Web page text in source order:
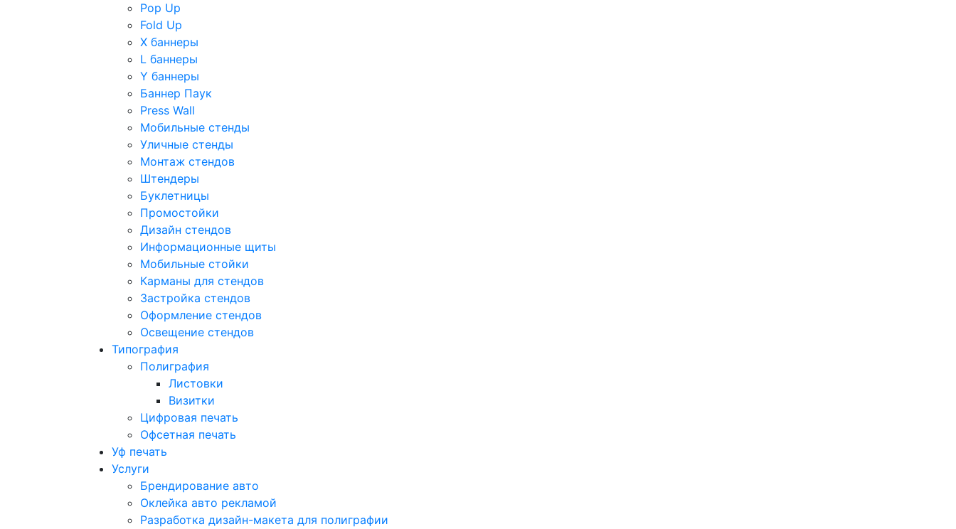
Pop Up
Fold Up
Х баннеры
L баннеры
Y баннеры
Баннер Паук
Press Wall
Мобильные стенды
Уличные стенды
Монтаж стендов
Штендеры
Буклетницы
Промостойки
Дизайн стендов
Информационные щиты
Мобильные стойки
Карманы для стендов
Застройка стендов
Оформление стендов
Освещение стендов
Типография
Полиграфия
Листовки
Визитки
Цифровая печать
Офсетная печать
Уф печать
Услуги
Брендирование авто
Оклейка авто рекламой
Разработка дизайн-макета для полиграфии